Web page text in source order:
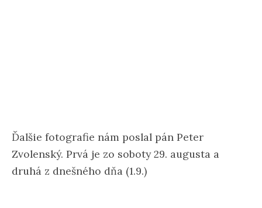
Ďalšie fotografie nám poslal pán Peter
Zvolenský. Prvá je zo soboty 29. augusta a
druhá z dnešného dňa (1.9.)